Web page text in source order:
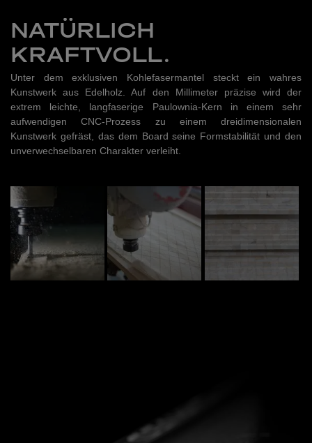
NATÜRLICH
KRAFTVOLL.
Unter dem exklusiven Kohlefasermantel steckt ein wahres
Kunstwerk aus Edelholz. Auf den Millimeter präzise wird der
extrem leichte, langfaserige Paulownia-Kern in einem sehr
aufwendigen CNC-Prozess zu einem dreidimensionalen
Kunstwerk gefräst, das dem Board seine Formstabilität und den
unverwechselbaren Charakter verleiht.